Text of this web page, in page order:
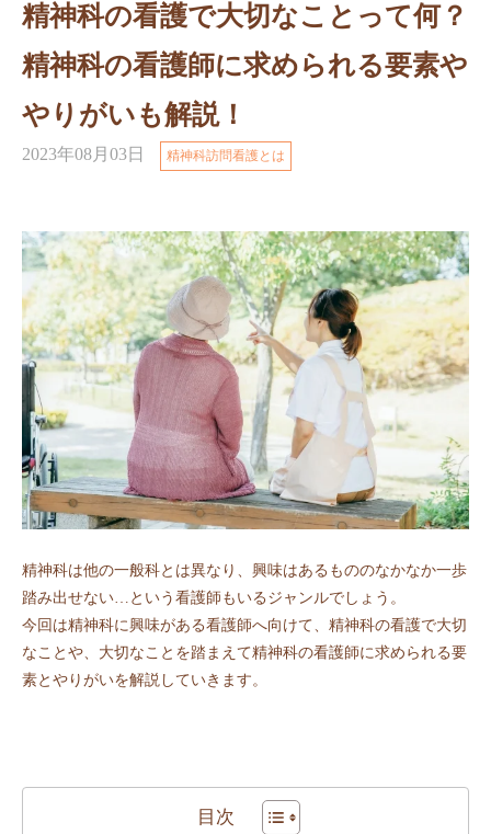
精神科の看護で大切なことって何？
精神科の看護師に求められる要素や
やりがいも解説！
2023年08月03日 精神科訪問看護とは
精神科は他の一般科とは異なり、興味はあるもののなかなか一歩
踏み出せない…という看護師もいるジャンルでしょう。
今回は精神科に興味がある看護師へ向けて、精神科の看護で大切
なことや、大切なことを踏まえて精神科の看護師に求められる要
素とやりがいを解説していきます。
目次